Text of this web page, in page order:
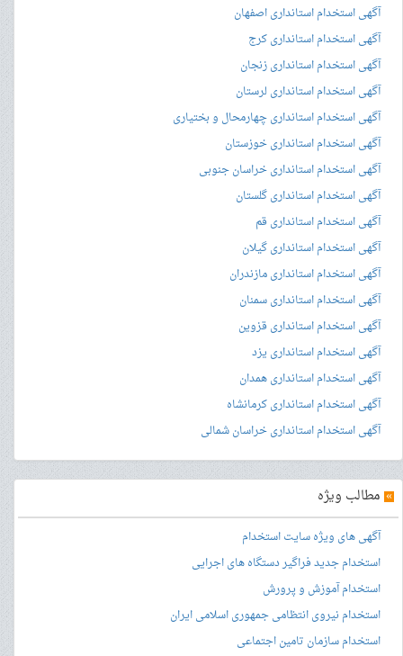
آگهی استخدام استانداری اصفهان
آگهی استخدام استانداری کرج
آگهی استخدام استانداری زنجان
آگهی استخدام استانداری لرستان
آگهی استخدام استانداری چهارمحال و بختیاری
آگهی استخدام استانداری خوزستان
آگهی استخدام استانداری خراسان جنوبی
آگهی استخدام استانداری گلستان
آگهی استخدام استانداری قم
آگهی استخدام استانداری گیلان
آگهی استخدام استانداری مازندران
آگهی استخدام استانداری سمنان
آگهی استخدام استانداری قزوین
آگهی استخدام استانداری یزد
آگهی استخدام استانداری همدان
آگهی استخدام استانداری کرمانشاه
آگهی استخدام استانداری خراسان شمالی
» مطالب ویژه
آگهی های ویژه سایت استخدام
استخدام جدید فراگیر دستگاه های اجرایی
استخدام آموزش و پرورش
استخدام نیروی انتظامی جمهوری اسلامی ایران
استخدام سازمان تامین اجتماعی